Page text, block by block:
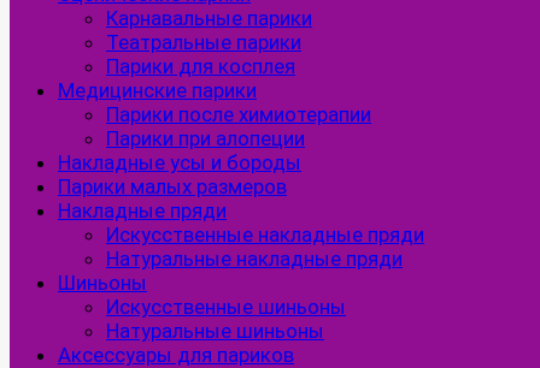
Карнавальные парики
Театральные парики
Парики для косплея
Медицинские парики
Парики после химиотерапии
Парики при алопеции
Накладные усы и бороды
Парики малых размеров
Накладные пряди
Искусственные накладные пряди
Натуральные накладные пряди
Шиньоны
Искусственные шиньоны
Натуральные шиньоны
Аксессуары для париков